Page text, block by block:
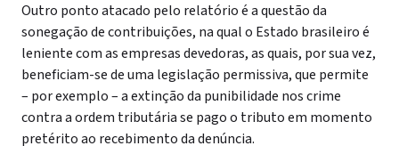
Outro ponto atacado pelo relatório é a questão da
sonegação de contribuições, na qual o Estado brasileiro é
leniente com as empresas devedoras, as quais, por sua vez,
beneficiam-se de uma legislação permissiva, que permite
– por exemplo – a extinção da punibilidade nos crime
contra a ordem tributária se pago o tributo em momento
pretérito ao recebimento da denúncia.